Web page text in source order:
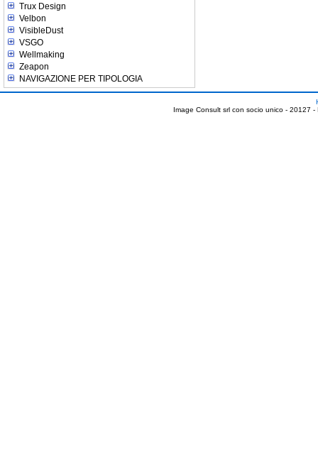
Trux Design
Velbon
VisibleDust
VSGO
Wellmaking
Zeapon
NAVIGAZIONE PER TIPOLOGIA
Image Consult srl con socio unico - 20127